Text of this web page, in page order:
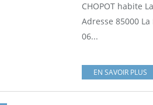
CHOPOT habite
Adresse 85000
06...
EN SAVOIR PLUS